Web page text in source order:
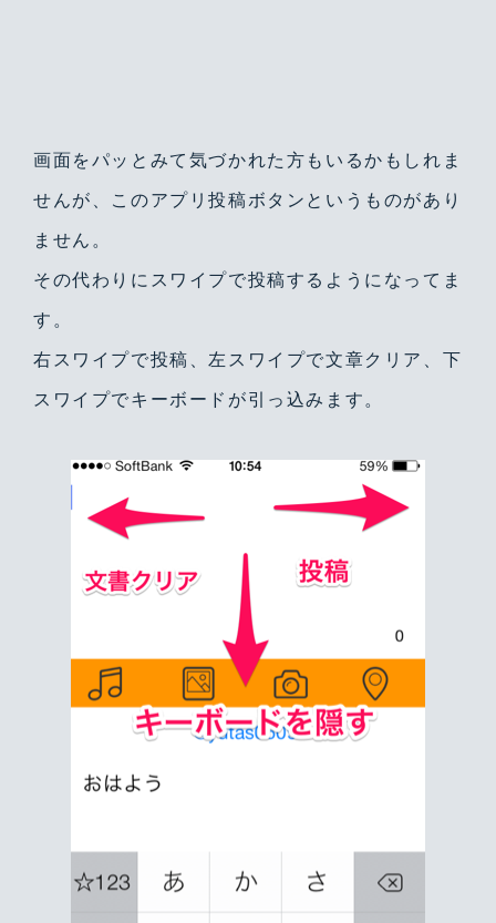
画面をパッとみて気づかれた方もいるかもしれま
せんが、このアプリ投稿ボタンというものがあり
ません。
その代わりにスワイプで投稿するようになってま
す。
右スワイプで投稿、左スワイプで文章クリア、下
スワイプでキーボードが引っ込みます。